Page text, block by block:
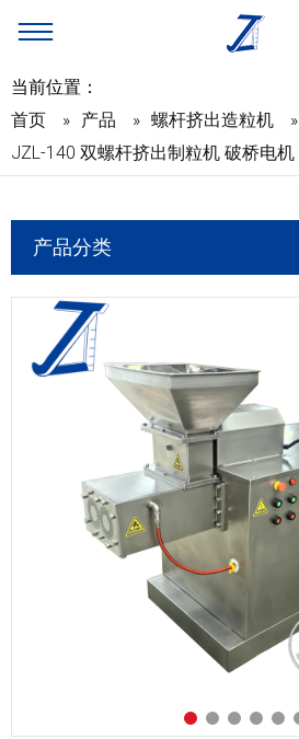
当前位置：
首页
» 产品 » 螺杆挤出造粒机
»
JZL-140 双螺杆挤出制粒机 破桥电机
产品分类